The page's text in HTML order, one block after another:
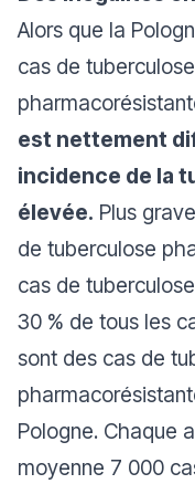
Alors que la
cas de
est nettement
incidence de la
élevée. Plus
de tuberculose
cas de
30 % de tous les
sont des cas de
Pologne. Chaque
moyenne 7 000